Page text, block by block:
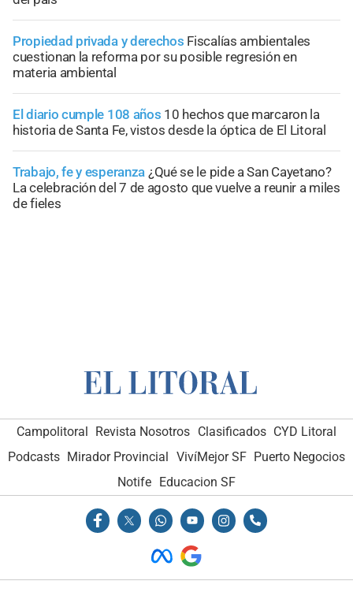
Propiedad privada y derechos Fiscalías ambientales
cuestionan la reforma por su posible regresión en
materia ambiental
El diario cumple 108 años 10 hechos que marcaron la
historia de Santa Fe, vistos desde la óptica de El Litoral
Trabajo, fe y esperanza ¿Qué se le pide a San Cayetano?
La celebración del 7 de agosto que vuelve a reunir a miles
de fieles
Campolitoral Revista Nosotros Clasificados CYD Litoral
Podcasts Mirador Provincial VivíMejor SF Puerto Negocios
Notife
Educacion SF